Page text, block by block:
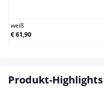
weiß
€ 61,90
Produkt-Highlights